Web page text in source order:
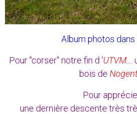
Album photos dans
Pour "corser" notre fin d 'UTVM
bois de
Pour
une dernière descente très